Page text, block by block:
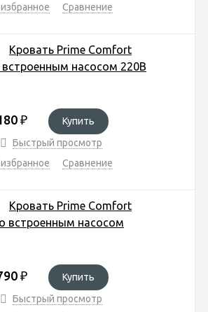
Сравнение
Кровать Prime Comfort
встроенным насосом 220В
₽
Купить
Быстрый просмотр
Сравнение
Кровать Prime Comfort
встроенным насосом
₽
Купить
Быстрый просмотр